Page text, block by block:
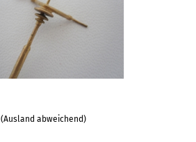
(Ausland abweichend)